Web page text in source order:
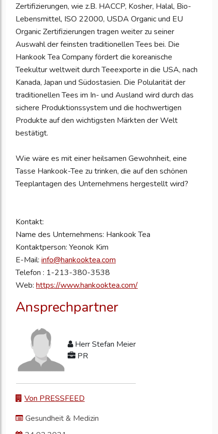
Zertifizierungen, wie z.B. HACCP, Kosher, Halal, Bio-
Lebensmittel, ISO 22000, USDA Organic und EU
Organic Zertifizierungen tragen weiter zu seiner
Auswahl der feinsten traditionellen Tees bei. Die
Hankook Tea Company fördert die koreanische
Teekultur weltweit durch Teeexporte in die USA, nach
Kanada, Japan und Südostasien. Die Polularität der
traditionellen Tees im In- und Ausland wird durch das
sichere Produktionssystem und die hochwertigen
Produkte auf den wichtigsten Märkten der Welt
bestätigt.
Wie wäre es mit einer heilsamen Gewohnheit, eine
Tasse Hankook-Tee zu trinken, die auf den schönen
Teeplantagen des Unternehmens hergestellt wird?
Kontakt:
Name des Unternehmens: Hankook Tea
Kontaktperson: Yeonok Kim
E-Mail: info@hankooktea.com
Telefon : 1-213-380-3538
Web: https://www.hankooktea.com/
Ansprechpartner
Herr Stefan Meier
PR
Von PRESSFEED
Gesundheit & Medizin